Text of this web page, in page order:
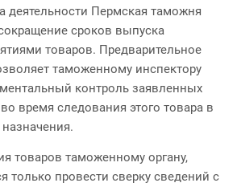
деятельности Пермская таможня
сроков выпуска
товаров. Предварительное
таможенному инспектору
контроль заявленных
время следования этого товара в
товаров таможенному органу,
только провести сверку сведений с